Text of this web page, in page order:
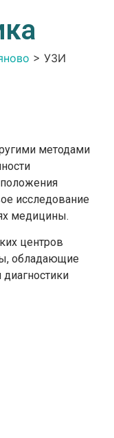
> УЗИ
методами
исследование
медицины.
центров
обладающие